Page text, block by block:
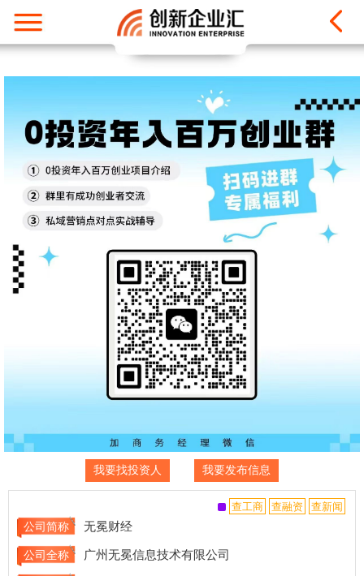
我要找投资人 我要发布信息
公司简称 无冕财经
公司全称 广州无冕信息技术有限公司